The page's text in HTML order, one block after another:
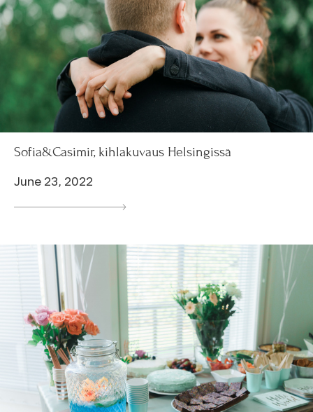
Sofia&Casimir, kihlakuvaus Helsingissä
June 23, 2022